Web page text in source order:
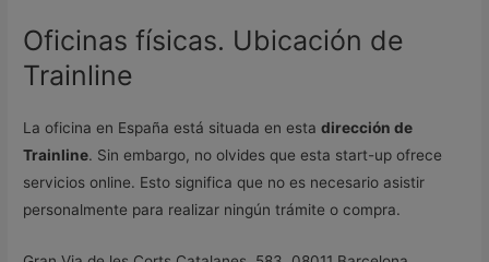
Oficinas físicas. Ubicación de
Trainline
La oficina en España está situada en estadirección de
Trainline. Sin embargo, no olvides que esta start-up ofrece
servicios online. Esto significa que no es necesario asistir
personalmente para realizar ningún trámite o compra.